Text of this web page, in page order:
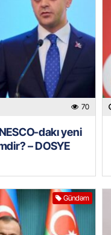
70
dakı yeni
– DOSYE
Gündəm